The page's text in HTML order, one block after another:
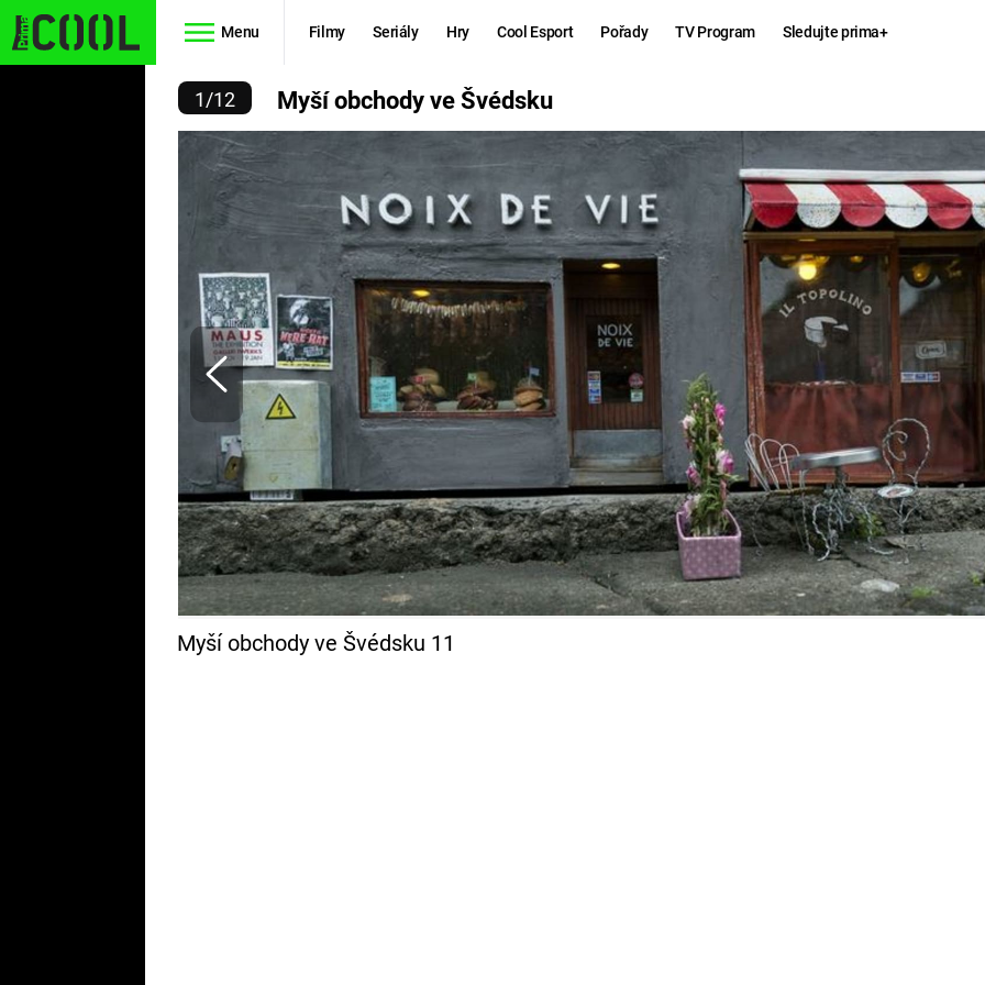
Menu Filmy Seriály Hry Cool Esport Pořady TV Program Sledujte prima+
Filmy
STAR WARS
AVENGERS
RYCHLE A
ZBĚSILE 10
PREDÁTOR
Hry
MAFIA
GTA 6
KINGDOM
COME:
DELIVERANCE
ESPORT
KOMEDIE
CHUCK
NORRIS
VE ŠVÉDSKU
1/12 Myší obchody ve Švédsku
Myší obchody ve Švédsku 11